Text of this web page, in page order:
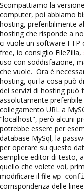
Scompattiamo la
computer, poi abbiamo
hosting, preferibilmente
hosting che risponde a
ci vuole un software
free, io consiglio FileZilla,
uso con soddisfazione,
che vuole. Ora è
hosting, qui la cosa può
dei servizi di hosting può
assolutamente
collegamento URL a
"localhost", però alcuni
potrebbe essere per
database MySql, la
per operare su questo
semplice editor di testo,
quello che volete voi,
modificare il file wp-
corrispondenza delle